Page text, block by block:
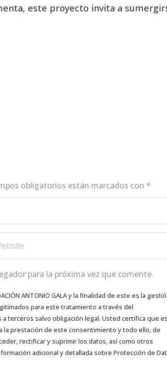
este proyecto invita a
obligatorios están marcados con *
para la próxima vez que comente.
ANTONIO GALA y la finalidad de este es la
para este tratamiento a través del
terceros salvo obligación legal. Usted certifica que es
la prestación de este consentimiento y todo ello, de
rectificar y suprimir los datos, así como otros
adicional y detallada sobre Protección de